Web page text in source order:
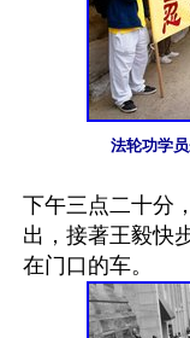
法轮功学
下午三点二十分
出，接著王毅快